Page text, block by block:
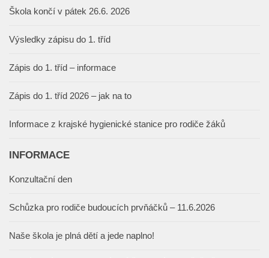
Škola končí v pátek 26.6. 2026
Výsledky zápisu do 1. tříd
Zápis do 1. tříd – informace
Zápis do 1. tříd 2026 – jak na to
Informace z krajské hygienické stanice pro rodiče žáků
INFORMACE
Konzultační den
Schůzka pro rodiče budoucích prvňáčků – 11.6.2026
Naše škola je plná dětí a jede naplno!